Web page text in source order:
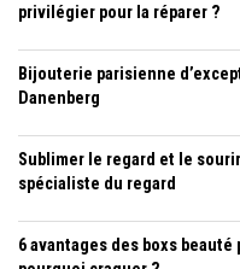
privilégier pour la réparer ?
Bijouterie parisienne
Danenberg
Sublimer le regard et le
spécialiste du regard
6 avantages des boxs beauté